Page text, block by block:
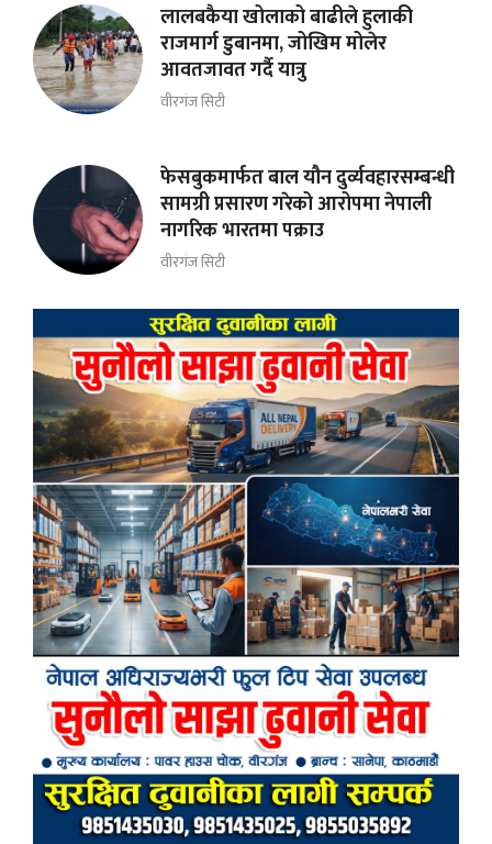
लालबकैया खोलाको बाढीले हुलाकी
राजमार्ग डुबानमा, जोखिम मोलेर
आवतजावत गर्दै यात्रु
वीरगंज सिटी
फेसबुकमार्फत बाल यौन दुर्व्यवहारसम्बन्धी
सामग्री प्रसारण गरेको आरोपमा नेपाली
नागरिक भारतमा पक्राउ
वीरगंज सिटी